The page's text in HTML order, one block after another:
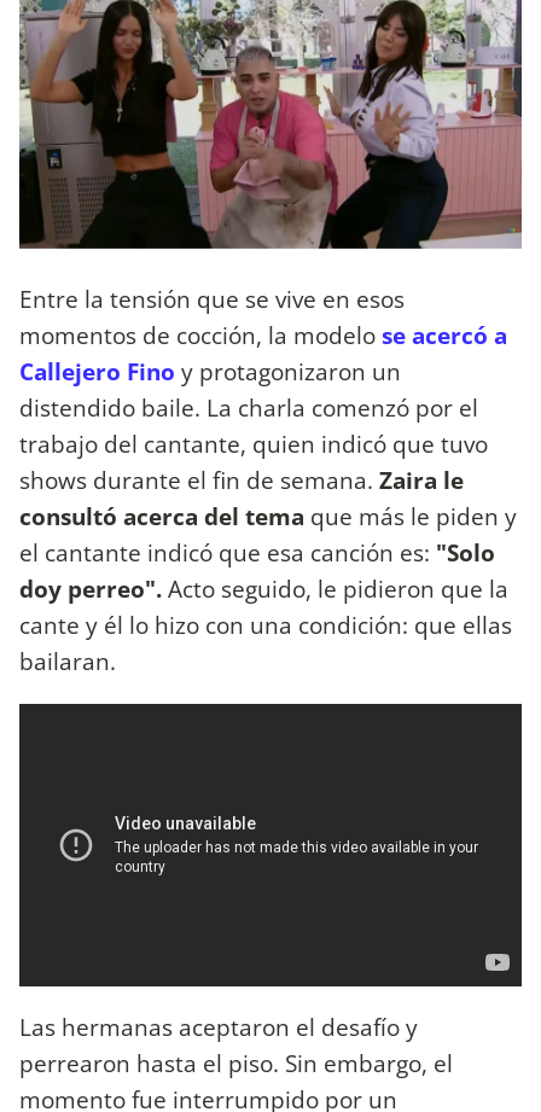
Entre la tensión que se vive en esos
momentos de cocción, la modelose acercó a
Callejero Fino y protagonizaron un
distendido baile. La charla comenzó por el
trabajo del cantante, quien indicó que tuvo
shows durante el fin de semana. Zaira le
consultó acerca del tema que más le piden y
el cantante indicó que esa canción es: "Solo
doy perreo".Acto seguido, le pidieron que la
cante y él lo hizo con una condición: que ellas
bailaran.
Las hermanas aceptaron el desafío y
perrearon hasta el piso. Sin embargo, el
momento fue interrumpido por un